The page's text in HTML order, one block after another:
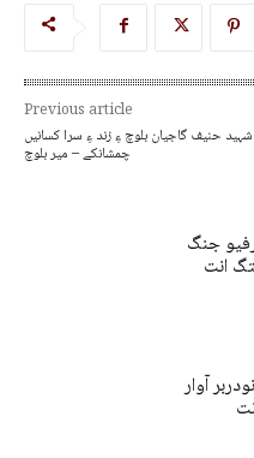
Previous article
شہید حنیف گاجیان بلوچ ءِ زند ءِ سرا کسانیں
چمشانکے – میر بلوچ
جنگ
انت
آوار